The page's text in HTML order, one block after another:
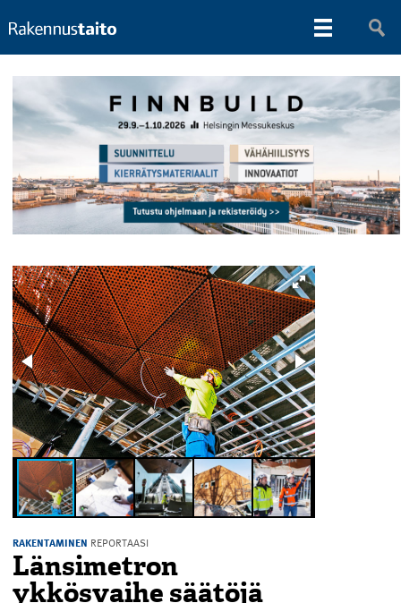
RAKENTAMINEN REPORTAASI
Länsimetron
ykkösvaihe säätöjä